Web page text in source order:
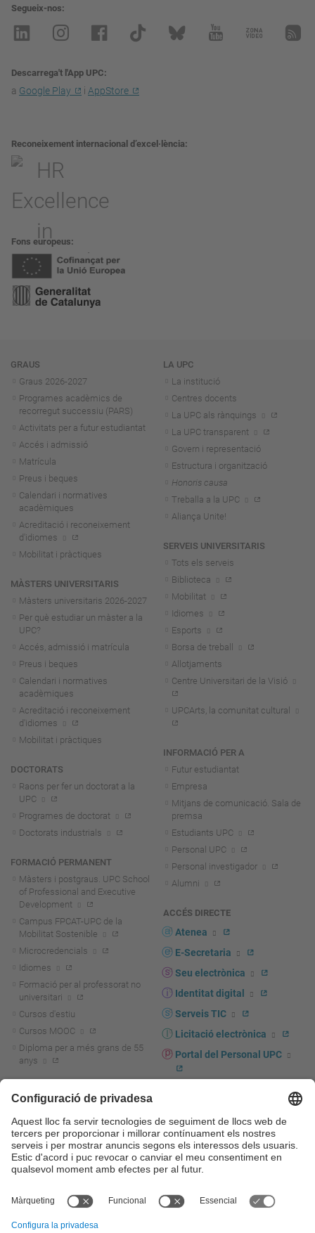
Segueix-nos
Descarrega't l'App UPC
a Google Play i AppStore
Reconeixement internacional d’excel·lència
Fons europeus
Navegació
GRAUS
Graus 2026-2027
Programes acadèmics de
recorregut successiu (PARS)
Activitats per a futur estudiantat
Accés i admissió
Matrícula
Preus i beques
Calendari i normatives
acadèmiques
Acreditació i reconeixement
d'idiomes
Mobilitat i pràctiques
MÀSTERS UNIVERSITARIS
Màsters universitaris 2026-2027
Per què estudiar un màster a la
UPC?
Accés, admissió i matrícula
Preus i beques
Calendari i normatives
acadèmiques
Acreditació i reconeixement
d'idiomes
Mobilitat i pràctiques
DOCTORATS
Raons per fer un doctorat a la
UPC
Programes de doctorat
Doctorats industrials
FORMACIÓ PERMANENT
Màsters i postgraus. UPC School
of Professional and Executive
Development
Campus FPCAT-UPC de la
Mobilitat Sostenible
Microcredencials
Idiomes
Formació per al professorat no
universitari
Cursos d'estiu
Cursos MOOC
Diploma per a més grans de 55
anys
Actualitat R+D+I
La recerca a la UPC
La transferència, l'emprenedoria i
la innovació a la UPC
Foment i suport a la recerca
transferència, l'emprenedoria i la
Serveis per a empreses
LA UPC
La institució
Centres docents
La UPC als rànquings
La UPC transparent
Govern i representació
Estructura i organització
Honoris causa
Treballa a la UPC
Aliança Unite!
SERVEIS UNIVERSITARIS
Tots els serveis
Biblioteca
Mobilitat
Idiomes
Esports
Borsa de treball
Allotjaments
Centre Universitari de la Visió
UPCArts, la comunitat cultural
INFORMACIÓ PER A
Futur estudiantat
Empresa
Mitjans de comunicació. Sala de
premsa
Estudiants UPC
Personal UPC
Personal investigador
Alumni
ACCÉS DIRECTE
Atenea
E-Secretaria
Seu electrònica
Identitat digital
Serveis TIC
Licitació electrònica
Portal del Personal UPC
UPCshop, marxandatge
Sala de premsa
Seguretat i salut
Autoprotecció i emergències